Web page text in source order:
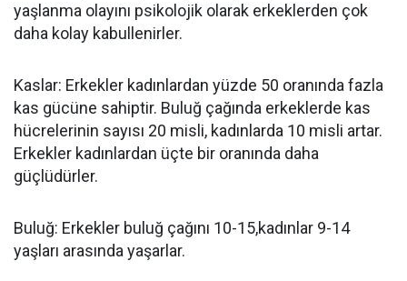
yaşlanma olayını psikolojik olarak erkeklerden çok
daha kolay kabullenirler.
Kaslar: Erkekler kadınlardan yüzde 50 oranında fazla
kas gücüne sahiptir. Buluğ çağında erkeklerde kas
hücrelerinin sayısı 20 misli, kadınlarda 10 misli artar.
Erkekler kadınlardan üçte bir oranında daha
güçlüdürler.
Buluğ: Erkekler buluğ çağını 10-15,kadınlar 9-14
yaşları arasında yaşarlar.